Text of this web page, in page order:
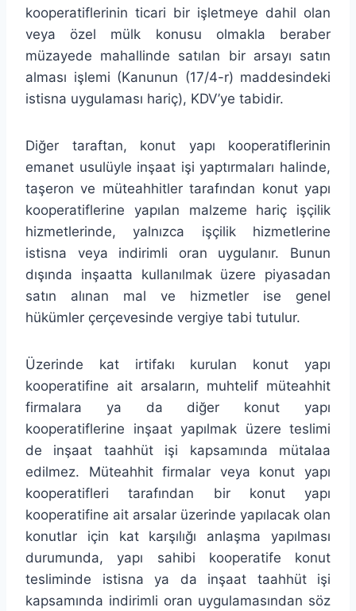
kooperatiflerinin ticari bir işletmeye dahil olan
veya özel mülk konusu olmakla beraber
müzayede mahallinde satılan bir arsayı satın
alması işlemi (Kanunun (17/4-r) maddesindeki
istisna uygulaması hariç), KDV’ye tabidir.
Diğer taraftan, konut yapı kooperatiflerinin
emanet usulüyle inşaat işi yaptırmaları halinde,
taşeron ve müteahhitler tarafından konut yapı
kooperatiflerine yapılan malzeme hariç işçilik
hizmetlerinde, yalnızca işçilik hizmetlerine
istisna veya indirimli oran uygulanır. Bunun
dışında inşaatta kullanılmak üzere piyasadan
satın alınan mal ve hizmetler ise genel
hükümler çerçevesinde vergiye tabi tutulur.
Üzerinde kat irtifakı kurulan konut yapı
kooperatifine ait arsaların, muhtelif müteahhit
firmalara ya da diğer konut yapı
kooperatiflerine inşaat yapılmak üzere teslimi
de inşaat taahhüt işi kapsamında mütalaa
edilmez. Müteahhit firmalar veya konut yapı
kooperatifleri tarafından bir konut yapı
kooperatifine ait arsalar üzerinde yapılacak olan
konutlar için kat karşılığı anlaşma yapılması
durumunda, yapı sahibi kooperatife konut
tesliminde istisna ya da inşaat taahhüt işi
kapsamında indirimli oran uygulamasından söz